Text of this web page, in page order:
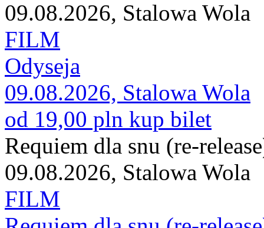
09.08.2026, Stalowa Wola
FILM
Odyseja
09.08.2026, Stalowa Wola
od 19,00 pln kup bilet
Requiem dla snu (re-
09.08.2026, Stalowa Wola
FILM